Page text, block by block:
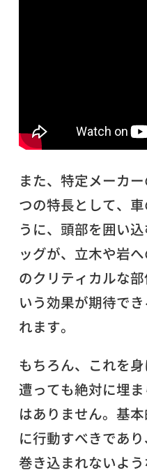
また、特定メーカ
つの特長として、
うに、頭部を囲い
ッグが、立木や岩
のクリティカルな
いう効果が期待で
れます。
もちろん、これを
遭っても絶対に埋
はありません。基
に行動すべきであ
巻き込まれないよ